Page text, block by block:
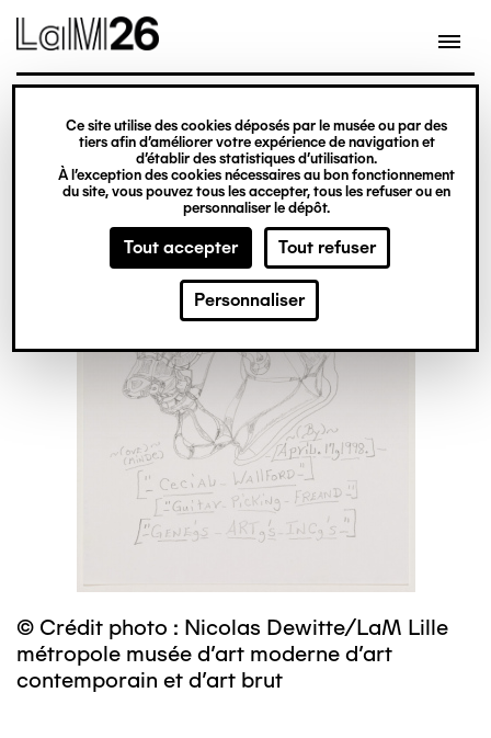
Gestion des cookies
Ce site utilise des cookies déposés par le musée ou par des
tiers afin d’améliorer votre expérience de navigation et
d’établir des statistiques d’utilisation.
À l’exception des cookies nécessaires au bon fonctionnement
du site, vous pouvez tous les accepter, tous les refuser ou en
personnaliser le dépôt.
Tout accepter Tout refuser
Personnaliser
contenu
© Crédit photo : Nicolas Dewitte/LaM Lille
métropole musée d’art moderne d’art
contemporain et d’art brut